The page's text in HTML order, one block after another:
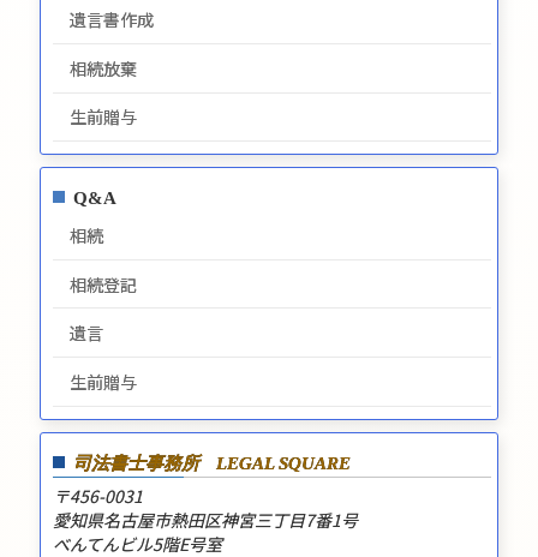
遺言書作成
相続放棄
生前贈与
Q&A
相続
相続登記
遺言
生前贈与
司法書士事務所 LEGAL SQUARE
〒456-0031
愛知県名古屋市熱田区神宮三丁目7番1号
べんてんビル5階E号室